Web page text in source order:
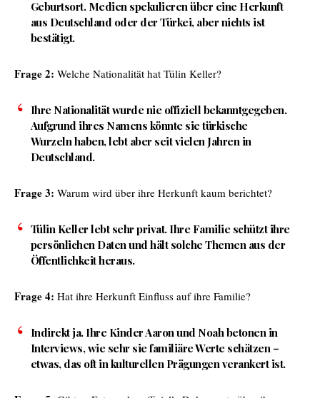
Geburtsort. Medien spekulieren über eine Herkunft
aus Deutschland oder der Türkei, aber nichts ist
bestätigt.
Frage 2: Welche Nationalität hat Tülin Keller?
Ihre Nationalität wurde nie offiziell bekanntgegeben.
Aufgrund ihres Namens könnte sie türkische
Wurzeln haben, lebt aber seit vielen Jahren in
Deutschland.
Frage 3: Warum wird über ihre Herkunft kaum berichtet?
Tülin Keller lebt sehr privat. Ihre Familie schützt ihre
persönlichen Daten und hält solche Themen aus der
Öffentlichkeit heraus.
Frage 4: Hat ihre Herkunft Einfluss auf ihre Familie?
Indirekt ja. Ihre Kinder Aaron und Noah betonen in
Interviews, wie sehr sie familiäre Werte schätzen –
etwas, das oft in kulturellen Prägungen verankert ist.